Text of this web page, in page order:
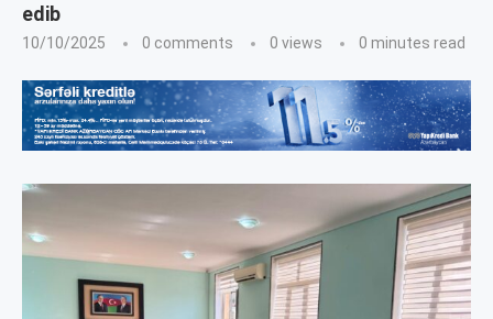
edib
10/10/2025 0 comments 0 views 0 minutes read